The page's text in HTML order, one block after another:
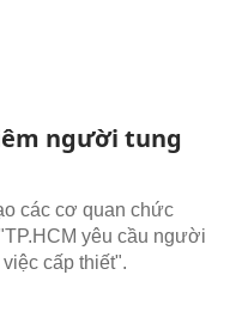
người tung
các cơ quan chức
yêu cầu người
cấp thiết".